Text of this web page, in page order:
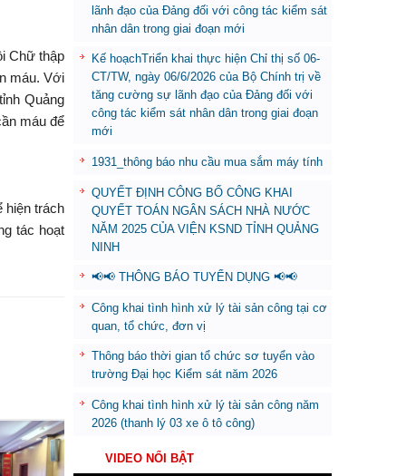
Chữ thập
máu. Với
Quảng
máu để
hiện trách
tác hoạt
lãnh đạo của Đảng đối với công tác kiểm sát
nhân dân trong giai đoạn mới
Kế hoạchTriển khai thực hiện Chỉ thị số 06-
CT/TW, ngày 06/6/2026 của Bộ Chính trị về
tăng cường sự lãnh đạo của Đảng đối với
công tác kiểm sát nhân dân trong giai đoạn
mới
1931_thông báo nhu cầu mua sắm máy tính
QUYẾT ĐỊNH CÔNG BỐ CÔNG KHAI
QUYẾT TOÁN NGÂN SÁCH NHÀ NƯỚC
NĂM 2025 CỦA VIỆN KSND TỈNH QUẢNG
NINH
📢📢 THÔNG BÁO TUYỂN DỤNG 📢📢
Công khai tình hình xử lý tài sản công tại cơ
quan, tổ chức, đơn vị
Thông báo thời gian tổ chức sơ tuyển vào
trường Đại học Kiểm sát năm 2026
Công khai tình hình xử lý tài sản công năm
2026 (thanh lý 03 xe ô tô công)
VIDEO NỔI BẬT